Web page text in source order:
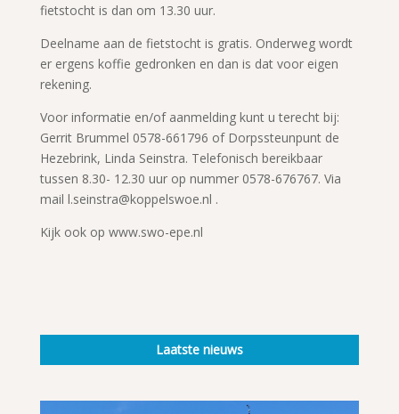
fietstocht is dan om 13.30 uur.
Deelname aan de fietstocht is gratis. Onderweg wordt
er ergens koffie gedronken en dan is dat voor eigen
rekening.
Voor informatie en/of aanmelding kunt u terecht bij:
Gerrit Brummel 0578-661796 of Dorpssteunpunt de
Hezebrink, Linda Seinstra. Telefonisch bereikbaar
tussen 8.30- 12.30 uur op nummer 0578-676767. Via
mail l.seinstra@koppelswoe.nl .
Kijk ook op www.swo-epe.nl
Laatste nieuws